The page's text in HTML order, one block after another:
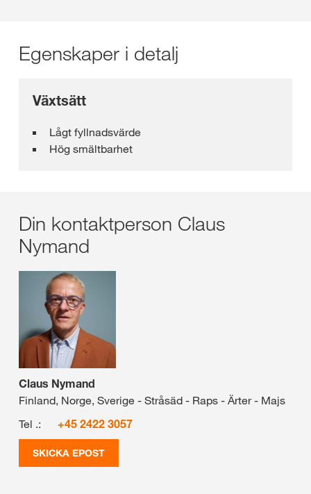
Egenskaper i detalj
Växtsätt
Lågt fyllnadsvärde
Hög smältbarhet
Din kontaktperson Claus
Nymand
Claus Nymand
Finland, Norge, Sverige - Stråsäd - Raps - Ärter - Majs
Tel .:
+45 2422 3057
SKICKA EPOST